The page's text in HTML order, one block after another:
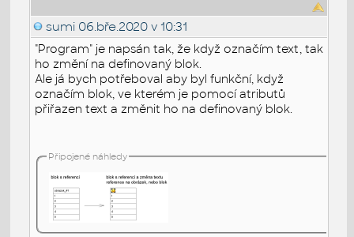
sumi 06.bře.2020 v 10:31
"Program" je napsán tak, že když označím text, tak
ho změní na definovaný blok.
Ale já bych potřeboval aby byl funkční, když
označím blok, ve kterém je pomocí atributů
přiřazen text a změnit ho na definovaný blok.
Připojené náhledy